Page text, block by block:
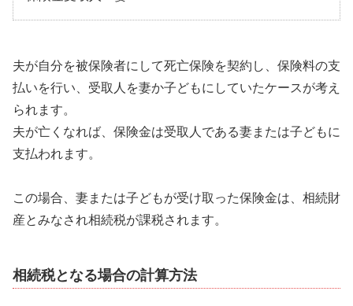
夫が自分を被保険者にして死亡保険を契約し、保険料の支
払いを行い、受取人を妻か子どもにしていたケースが考え
られます。
夫が亡くなれば、保険金は受取人である妻または子どもに
支払われます。
この場合、妻または子どもが受け取った保険金は、相続財
産とみなされ相続税が課税されます。
相続税となる場合の計算方法